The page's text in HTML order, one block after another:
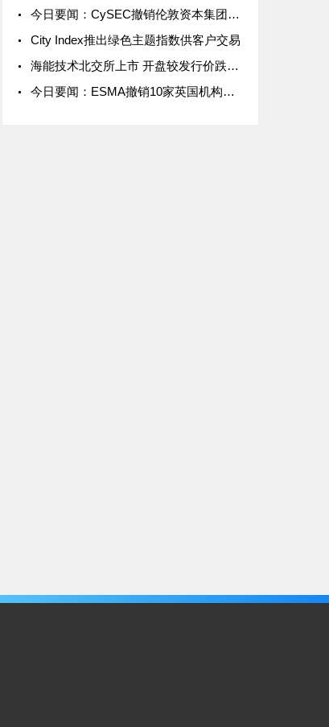
今日要闻：CySEC撤销伦敦资本集团（塞浦路斯）的CIF牌照；TMGM与意大利传奇门将吉安路易吉·布冯合作；Britannia Global Markets推出新的主经纪业务解决方案....
City Index推出绿色主题指数供客户交易
海能技术北交所上市 开盘较发行价跌10.39%
今日要闻：ESMA撤销10家英国机构注册；盈透证券12月交易数据；LPL Financials被FINRA罚款650万美元... ...